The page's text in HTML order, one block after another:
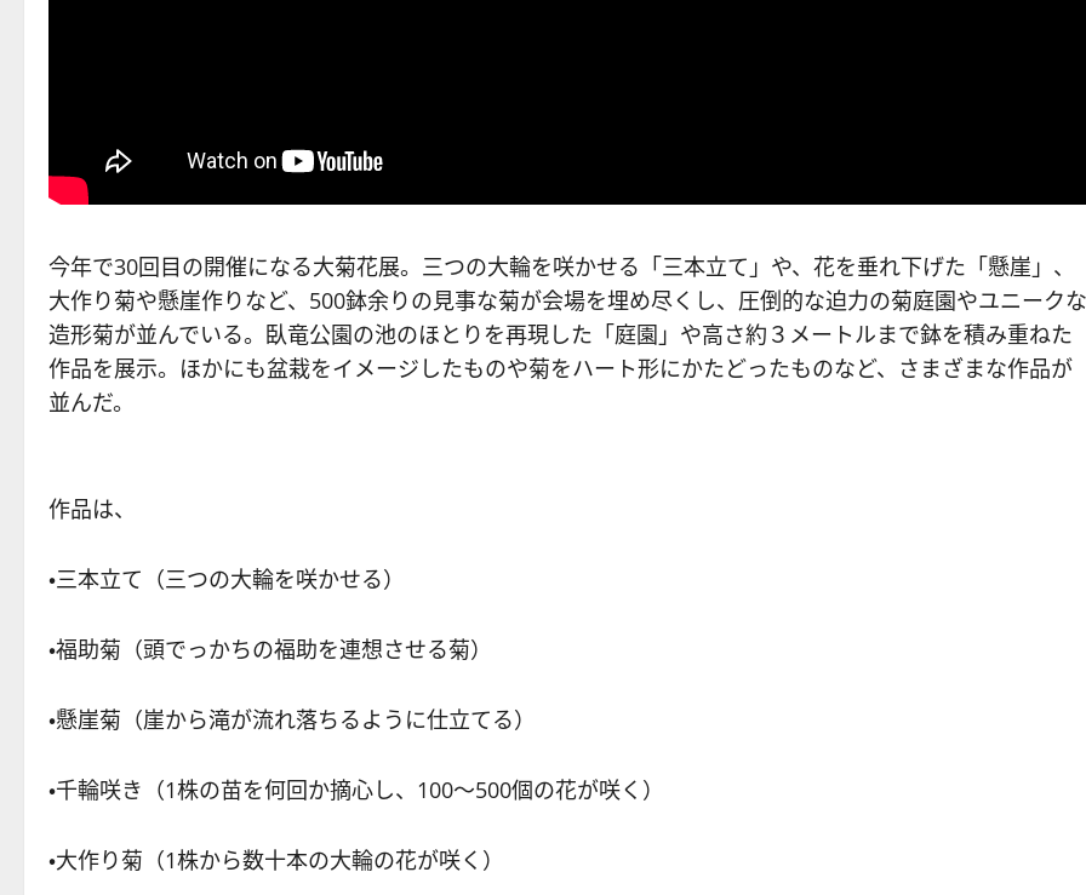
今年で30回目の開催になる大菊花展。三つの大輪を咲かせる「三本立て」や、花を垂れ下げた「懸崖」、
大作り菊や懸崖作りなど、500鉢余りの見事な菊が会場を埋め尽くし、圧倒的な迫力の菊庭園やユニークな
造形菊が並んでいる。臥竜公園の池のほとりを再現した「庭園」や高さ約３メートルまで鉢を積み重ねた
作品を展示。ほかにも盆栽をイメージしたものや菊をハート形にかたどったものなど、さまざまな作品が
並んだ。
作品は、
・三本立て（三つの大輪を咲かせる）
・福助菊（頭でっかちの福助を連想させる菊）
・懸崖菊（崖から滝が流れ落ちるように仕立てる）
・千輪咲き（1株の苗を何回か摘心し、100～500個の花が咲く）
・大作り菊（1株から数十本の大輪の花が咲く）